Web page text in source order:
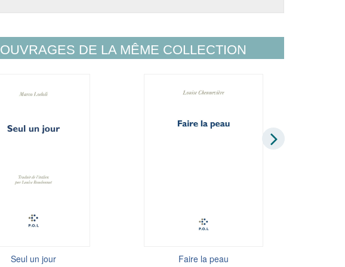
Closer Le fol marbre
OUVRAGES DE LA MÊME COLLECTION
Seul un jour Faire la peau